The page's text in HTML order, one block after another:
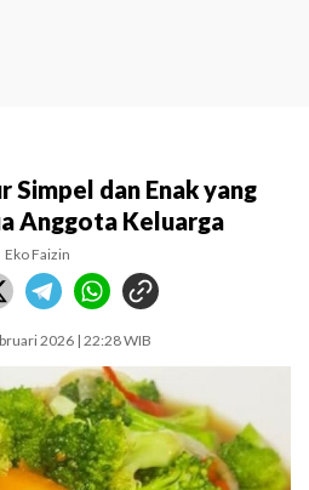
Simpel dan Enak yang
Anggota Keluarga
Eko Faizin
2026 | 22:28 WIB